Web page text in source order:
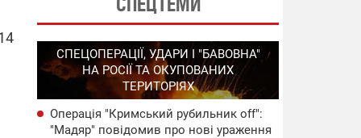
СПЕЦОПЕРАЦІЇ, УДАРИ І "БАВОВНА"
НА РОСІЇ ТА ОКУПОВАНИХ
ТЕРИТОРІЯХ
Операція "Кримський рубильник off":
"Мадяр" повідомив про нові ураження